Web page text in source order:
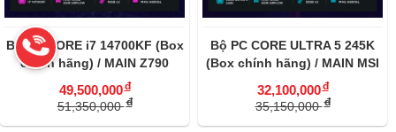
(Box
Z790
Bộ PC CORE ULTRA 5 245K
(Box chính hãng) / MAIN MSI
Pro Z890-S Wifi / RAM DDR5
64GB / VGA RTX 3060
VENTUS 2X OC 12G / SSD 1TB
32,100,000
35,150,000
MPG Infinite X3 AI 2
Ultra 9 285K /RAM
DDR5 32G (16x2) /
5090 ventus 32GB